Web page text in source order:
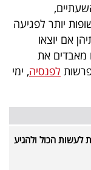
יותר לפגיעה
אם יוצאו
מאבדים את
לפנסיה, ימי
לעשות הכול ולהגיע